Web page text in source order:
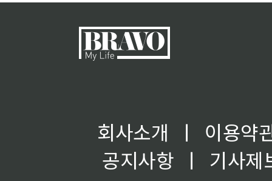
회사소개 ㅣ
이용약
공지사항
ㅣ
기사제